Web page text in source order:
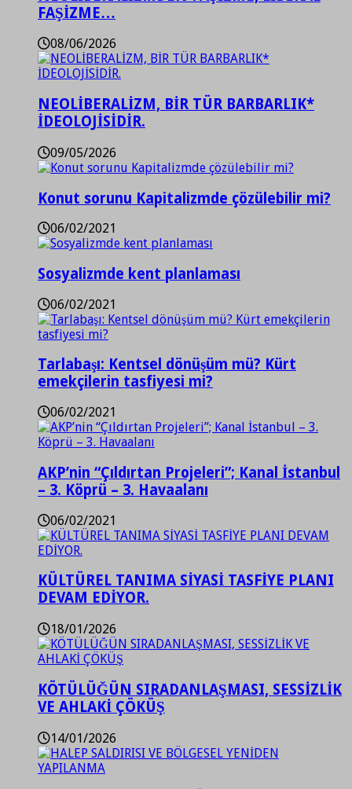
FAŞİZME…
08/06/2026
NEOLİBERALİZM, BİR TÜR BARBARLIK*
İDEOLOJİSİDİR.
09/05/2026
Konut sorunu Kapitalizmde çözülebilir mi?
06/02/2021
Sosyalizmde kent planlaması
06/02/2021
Tarlabaşı: Kentsel dönüşüm mü? Kürt
emekçilerin tasfiyesi mi?
06/02/2021
AKP’nin “Çıldırtan Projeleri”; Kanal İstanbul
– 3. Köprü – 3. Havaalanı
06/02/2021
KÜLTÜREL TANIMA SİYASİ TASFİYE PLANI
DEVAM EDİYOR.
18/01/2026
KÖTÜLÜĞÜN SIRADANLAŞMASI, SESSİZLİK
VE AHLAKİ ÇÖKÜŞ
14/01/2026